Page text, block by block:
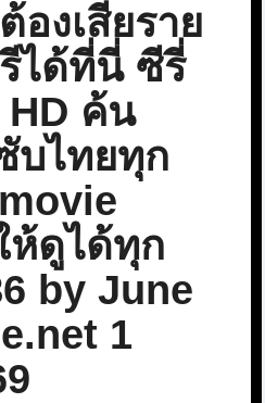
องเสียราย
ได้ที่นี่ ซีรี่
ค้น
บไทยทุก
ห้ดูได้ทุก
by June
1